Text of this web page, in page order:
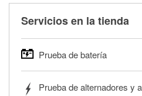
Servicios en la tienda
Prueba de batería
autos, camionetas, SUVs,
Prueba de alternadores y